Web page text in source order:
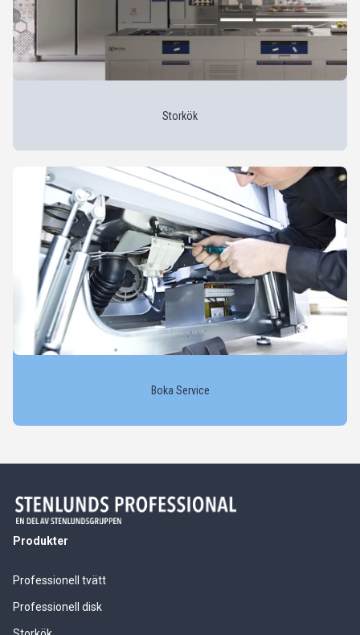
Storkök
Boka Service
Produkter
Professionell tvätt
Professionell disk